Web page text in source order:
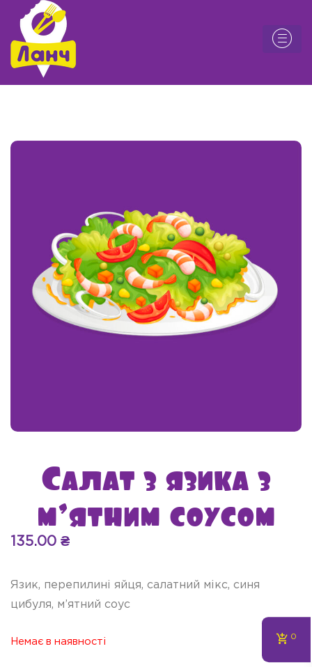
Салат з язика з
м’ятним соусом
135.00 ₴
Язик, перепилині яйця, салатний мікс, синя
цибуля, м’ятний соус
Немає в наявності
0